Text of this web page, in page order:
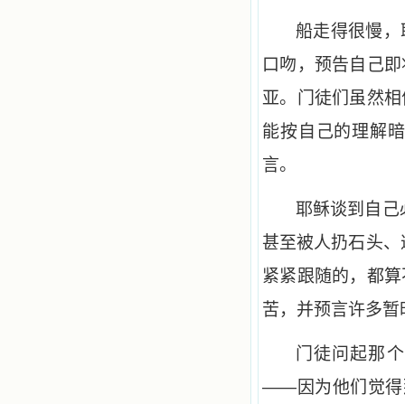
船走得很慢
口吻，预告自己
亚。门徒们虽然
能按自己的理解
言。
耶稣谈到自己
甚至被人扔石头
紧紧跟随的，都
苦，并预言许多
门徒问起那
——因为他们觉得